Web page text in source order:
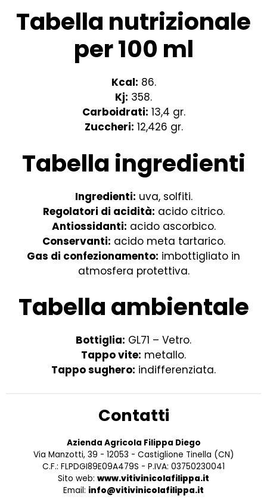
Tabella nutrizionale
per 100 ml
Kcal: 86.
Kj: 358.
Carboidrati: 13,4 gr.
Zuccheri: 12,426 gr.
Tabella ingredienti
Ingredienti: uva, solfiti.
Regolatori di acidità: acido citrico.
Antiossidanti: acido ascorbico.
Conservanti: acido meta tartarico.
Gas di confezionamento: imbottigliato in
atmosfera protettiva.
Tabella ambientale
Bottiglia: GL71 – Vetro.
Tappo vite: metallo.
Tappo sughero: indifferenziata.
Contatti
Azienda Agricola Filippa Diego
Via Manzotti, 39 - 12053 - Castiglione Tinella (CN)
C.F.: FLPDGI89E09A479S - P.IVA: 03750230041
Sito web: www.vitivinicolafilippa.it
Email: info@vitivinicolafilippa.it